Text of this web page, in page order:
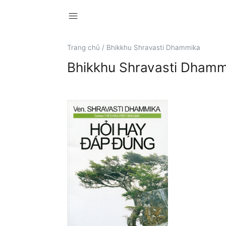
menu
Trang chủ / Bhikkhu Shravasti Dhammika
Bhikkhu Shravasti